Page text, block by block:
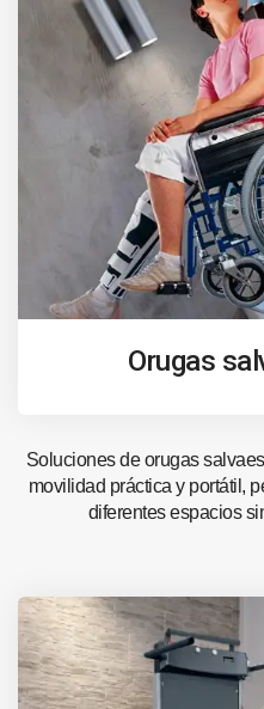
Orugas
Soluciones de orugas
movilidad práctica y portátil,
diferentes espacios